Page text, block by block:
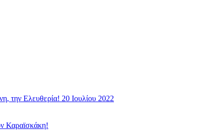
την Ελευθερία! 20 Ιουλίου 2022
Καραϊσκάκη!